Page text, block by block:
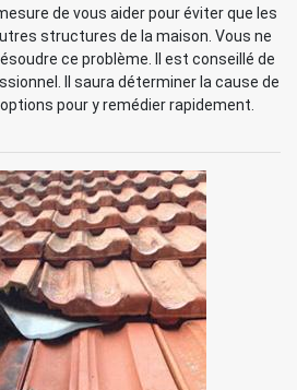
de vous aider pour éviter que les
structures de la maison. Vous ne
ce problème. Il est conseillé de
Il saura déterminer la cause de
pour y remédier rapidement.